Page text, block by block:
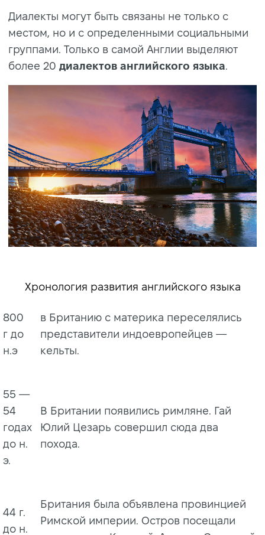
Диалекты могут быть связаны не только с
местом, но и с определенными социальными
группами. Только в самой Англии выделяют
более 20 диалектов английского языка.
Хронология развития английского языка
800
г до
н.э
в Британию с материка переселялись
представители индоевропейцев —
кельты.
55 —
54
годах
до н.
э.
В Британии появились римляне. Гай
Юлий Цезарь совершил сюда два
похода.
44 г.
до н.
Британия была объявлена провинцией
Римской империи. Остров посещали